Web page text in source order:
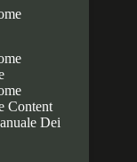
Content
Dei